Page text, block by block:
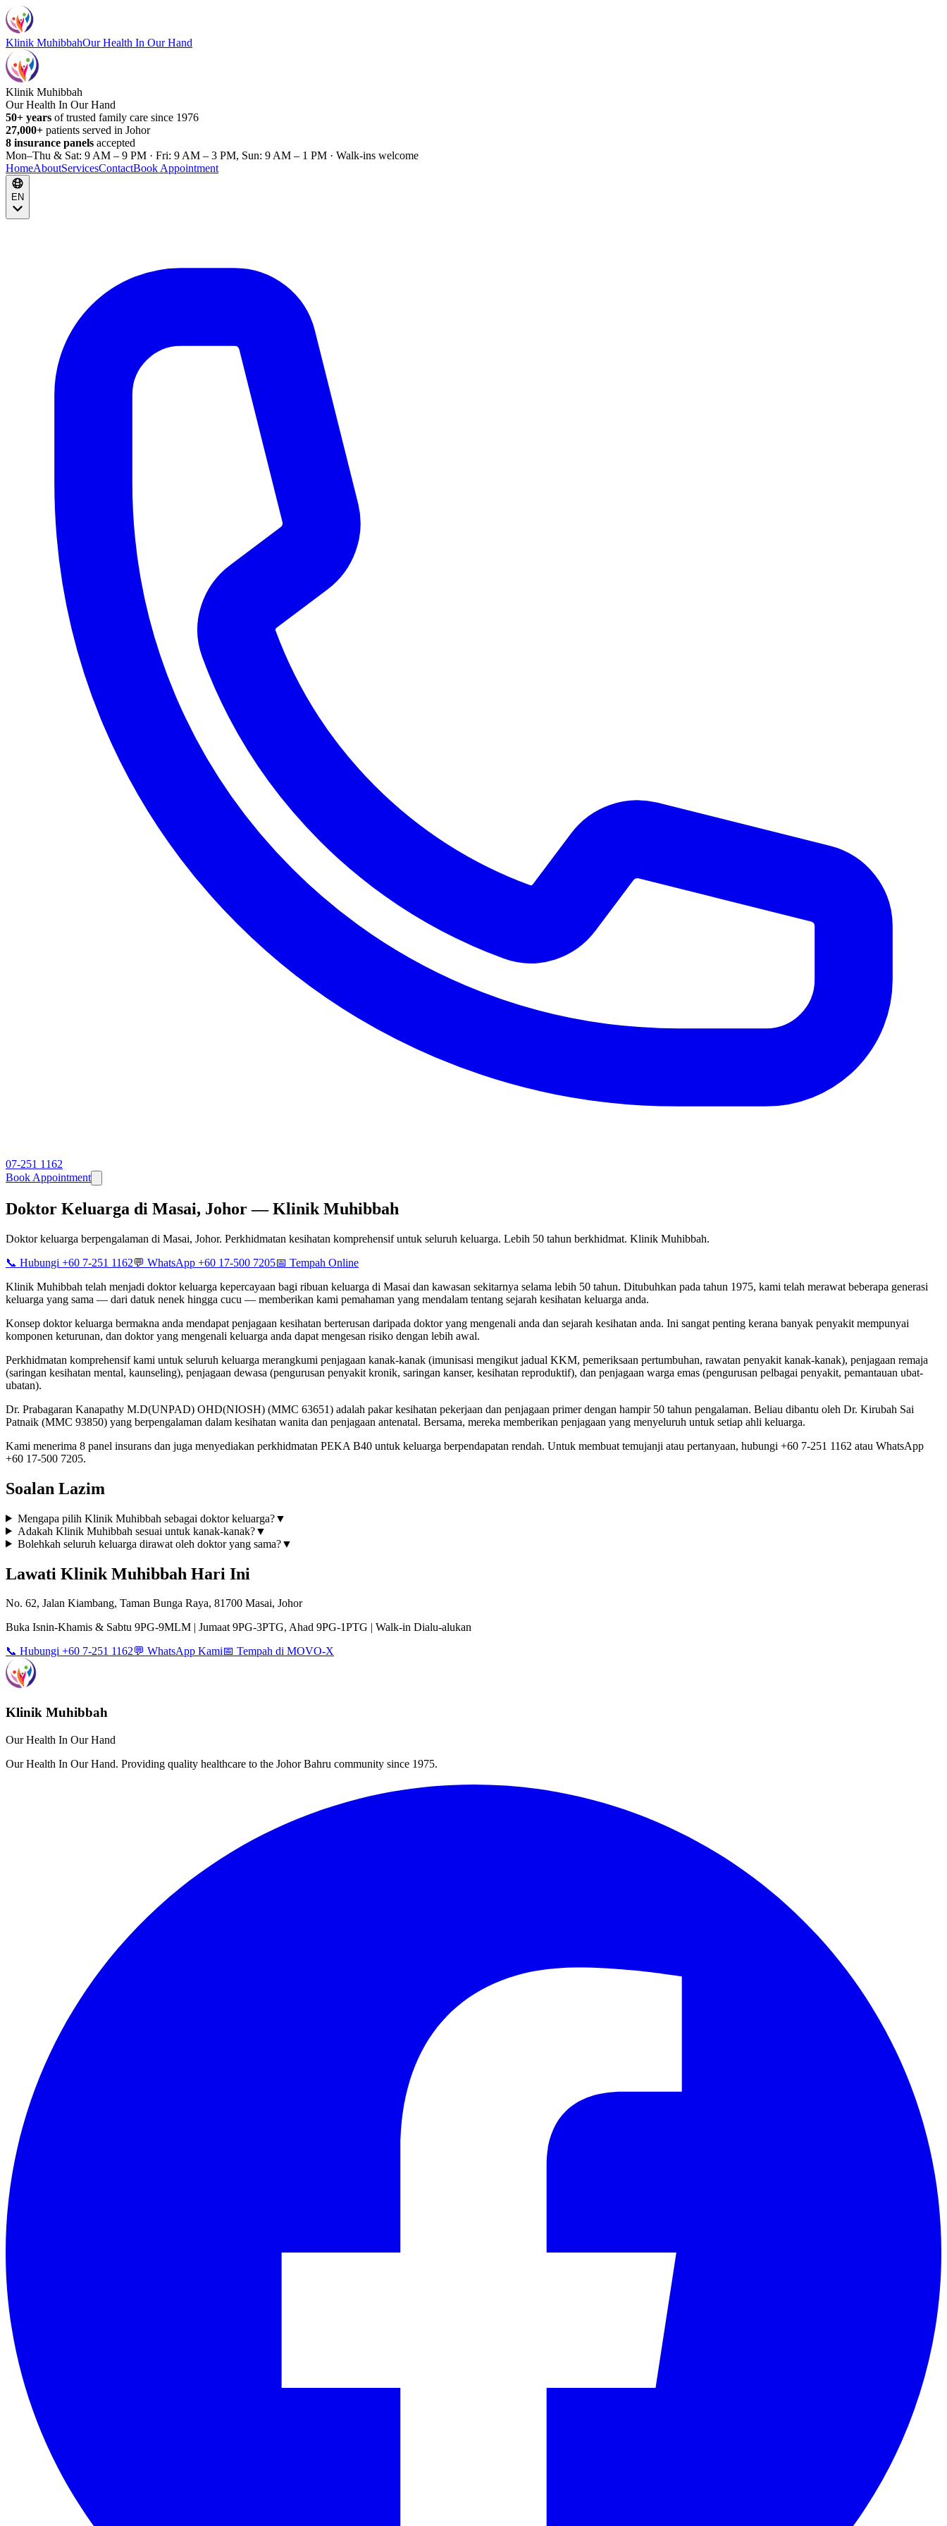
Klinik MuhibbahOur Health In Our Hand
Klinik Muhibbah
Our Health In Our Hand
50+ years of trusted family care since 1976
27,000+ patients served in Johor
8 insurance panels accepted
Mon–Thu & Sat: 9 AM – 9 PM · Fri: 9 AM – 3 PM, Sun: 9 AM – 1 PM · Walk-ins welcome
HomeAboutServicesContactBook Appointment
EN
07-251 1162
Book Appointment
Doktor Keluarga di Masai, Johor — Klinik Muhibbah
Doktor keluarga berpengalaman di Masai, Johor. Perkhidmatan kesihatan komprehensif untuk seluruh keluarga. Lebih 50 tahun berkhidmat. Klinik Muhibbah.
📞 Hubungi +60 7-251 1162💬 WhatsApp +60 17-500 7205📅 Tempah Online
Klinik Muhibbah telah menjadi doktor keluarga kepercayaan bagi ribuan keluarga di Masai dan kawasan sekitarnya selama lebih 50 tahun. Ditubuhkan pada tahun 1975, kami telah merawat beberapa generasi
keluarga yang sama — dari datuk nenek hingga cucu — memberikan kami pemahaman yang mendalam tentang sejarah kesihatan keluarga anda.
Konsep doktor keluarga bermakna anda mendapat penjagaan kesihatan berterusan daripada doktor yang mengenali anda dan sejarah kesihatan anda. Ini sangat penting kerana banyak penyakit mempunyai
komponen keturunan, dan doktor yang mengenali keluarga anda dapat mengesan risiko dengan lebih awal.
Perkhidmatan komprehensif kami untuk seluruh keluarga merangkumi penjagaan kanak-kanak (imunisasi mengikut jadual KKM, pemeriksaan pertumbuhan, rawatan penyakit kanak-kanak), penjagaan remaja
(saringan kesihatan mental, kaunseling), penjagaan dewasa (pengurusan penyakit kronik, saringan kanser, kesihatan reproduktif), dan penjagaan warga emas (pengurusan pelbagai penyakit, pemantauan ubat-
ubatan).
Dr. Prabagaran Kanapathy M.D(UNPAD) OHD(NIOSH) (MMC 63651) adalah pakar kesihatan pekerjaan dan penjagaan primer dengan hampir 50 tahun pengalaman. Beliau dibantu oleh Dr. Kirubah Sai
Patnaik (MMC 93850) yang berpengalaman dalam kesihatan wanita dan penjagaan antenatal. Bersama, mereka memberikan penjagaan yang menyeluruh untuk setiap ahli keluarga.
Kami menerima 8 panel insurans dan juga menyediakan perkhidmatan PEKA B40 untuk keluarga berpendapatan rendah. Untuk membuat temujanji atau pertanyaan, hubungi +60 7-251 1162 atau WhatsApp
+60 17-500 7205.
Soalan Lazim
Mengapa pilih Klinik Muhibbah sebagai doktor keluarga?▼
Adakah Klinik Muhibbah sesuai untuk kanak-kanak?▼
Bolehkah seluruh keluarga dirawat oleh doktor yang sama?▼
Lawati Klinik Muhibbah Hari Ini
No. 62, Jalan Kiambang, Taman Bunga Raya, 81700 Masai, Johor
Buka Isnin-Khamis & Sabtu 9PG-9MLM | Jumaat 9PG-3PTG, Ahad 9PG-1PTG | Walk-in Dialu-alukan
📞 Hubungi +60 7-251 1162💬 WhatsApp Kami📅 Tempah di MOVO-X
Klinik Muhibbah
Our Health In Our Hand
Our Health In Our Hand. Providing quality healthcare to the Johor Bahru community since 1975.